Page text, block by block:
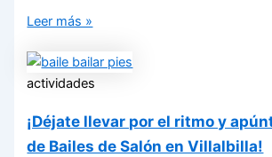
Leer más »
actividades
¡Déjate llevar por el ritmo y
de Bailes de Salón en Villalbilla!